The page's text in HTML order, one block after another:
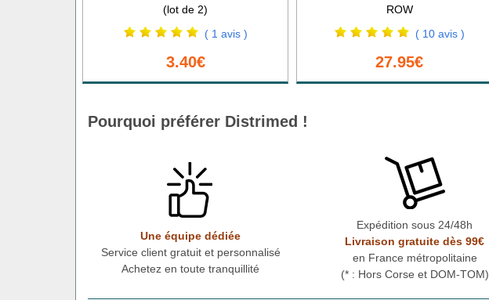
(lot de 2)
( 1 avis )
3.40€
ROW
( 10 avis )
27.95€
Pourquoi préférer Distrimed !
Une équipe dédiée
Service client gratuit et personnalisé
Achetez en toute tranquillité
Expédition sous 24/48h
Livraison gratuite dès 99€
en France métropolitaine
(* : Hors Corse et DOM-TOM)